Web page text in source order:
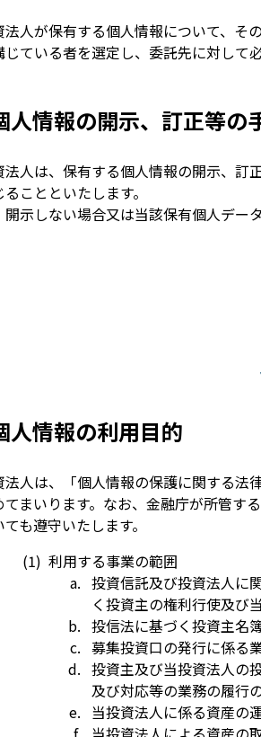
法人が保有する個人情報について、そ
じている者を選定し、委託先に対して
人情報の開示、訂正等の
法人は、保有する個人情報の開示、訂
ことといたします。
開示しない場合又は当該保有個人デー
人情報の利用目的
法人は、「個人情報の保護に関する法
てまいります。なお、金融庁が所管す
も遵守いたします。
利用する事業の範囲
投資信託及び投資法人に
く投資主の権利行使及び
投信法に基づく投資主名
募集投資口の発行に係る
投資主及び当投資法人の
及び対応等の業務の履行
当投資法人に係る資産の